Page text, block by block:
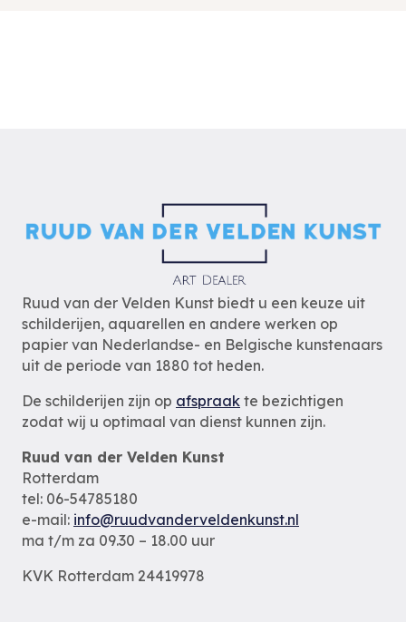
Ruud van der Velden Kunst biedt u een keuze uit
schilderijen, aquarellen en andere werken op
papier van Nederlandse- en Belgische kunstenaars
uit de periode van 1880 tot heden.
De schilderijen zijn op afspraak te bezichtigen
zodat wij u optimaal van dienst kunnen zijn.
Ruud van der Velden Kunst
Rotterdam
tel: 06-54785180
e-mail: info@ruudvanderveldenkunst.nl
ma t/m za 09.30 – 18.00 uur
KVK Rotterdam 24419978